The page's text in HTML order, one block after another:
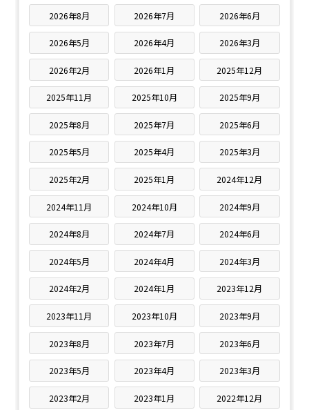
2026年8月 2026年7月 2026年6月
2026年5月 2026年4月 2026年3月
2026年2月 2026年1月 2025年12月
2025年11月 2025年10月 2025年9月
2025年8月 2025年7月 2025年6月
2025年5月 2025年4月 2025年3月
2025年2月 2025年1月 2024年12月
2024年11月 2024年10月 2024年9月
2024年8月 2024年7月 2024年6月
2024年5月 2024年4月 2024年3月
2024年2月 2024年1月 2023年12月
2023年11月 2023年10月 2023年9月
2023年8月 2023年7月 2023年6月
2023年5月 2023年4月 2023年3月
2023年2月 2023年1月 2022年12月